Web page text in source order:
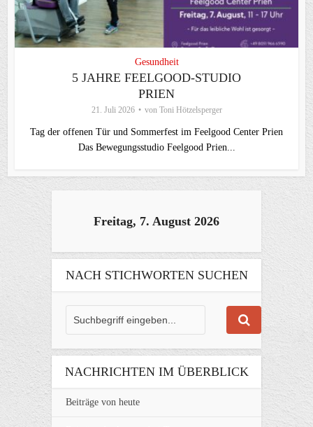
Gesundheit
5 JAHRE FEELGOOD-STUDIO
PRIEN
21. Juli 2026 von Toni Hötzelsperger
Tag der offenen Tür und Sommerfest im Feelgood Center Prien
Das Bewegungsstudio Feelgood Prien...
Freitag, 7. August 2026
NACH STICHWORTEN SUCHEN
NACHRICHTEN IM ÜBERBLICK
Beiträge von heute